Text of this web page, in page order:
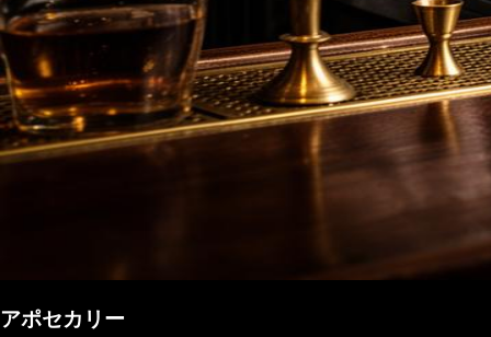
アポセカリー